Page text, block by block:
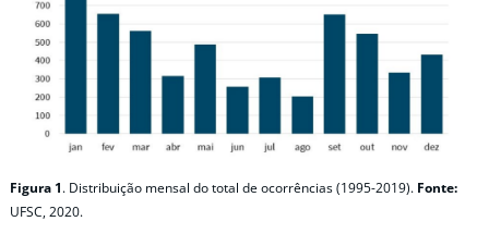
Figura 1. Distribuição mensal do total de ocorrências (1995-2019). Fonte:
UFSC, 2020.